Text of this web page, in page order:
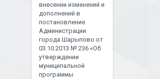
внесении изменений и
дополнений в
постановление
Администрации
города Шарыпово от
03.10.2013 № 236 «Об
утверждении
муниципальной
программы